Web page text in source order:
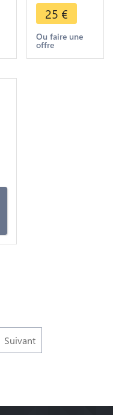
Elizabeth II
Eagle 1980
Silver Proof
-> M Offer
25 €
Ou faire une
offre
Suivant